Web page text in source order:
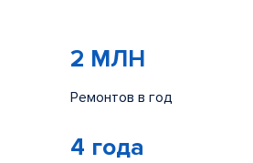
2 МЛН
Ремонтов в год
4 года